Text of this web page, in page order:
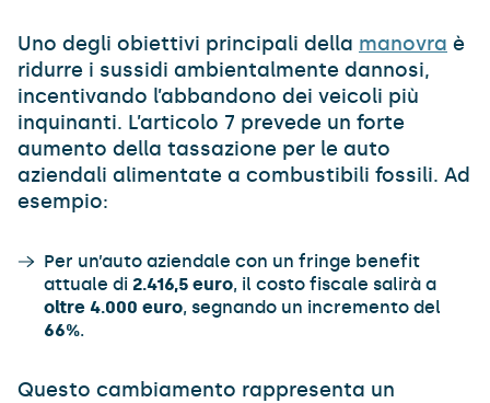
Uno degli obiettivi principali della manovra è
ridurre i sussidi ambientalmente dannosi,
incentivando l’abbandono dei veicoli più
inquinanti. L’articolo 7 prevede un forte
aumento della tassazione per le auto
aziendali alimentate a combustibili fossili. Ad
esempio:
Per un’auto aziendale con un fringe benefit
attuale di 2.416,5 euro, il costo fiscale salirà a
oltre 4.000 euro, segnando un incremento del
66%.
Questo cambiamento rappresenta un